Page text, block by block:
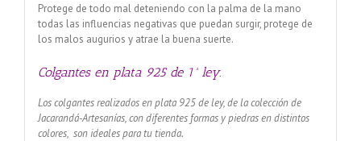
Protege de todo mal deteniendo con la palma de la mano
todas las influencias negativas que puedan surgir, protege de
los malos augurios y atrae la buena suerte.
Colgantes en plata 925 de 1ª ley.
Los colgantes realizados en plata 925 de ley, de la colección de
Jacarandá-Artesanías, con diferentes formas y piedras en distintos
colores, son ideales para tu tienda.